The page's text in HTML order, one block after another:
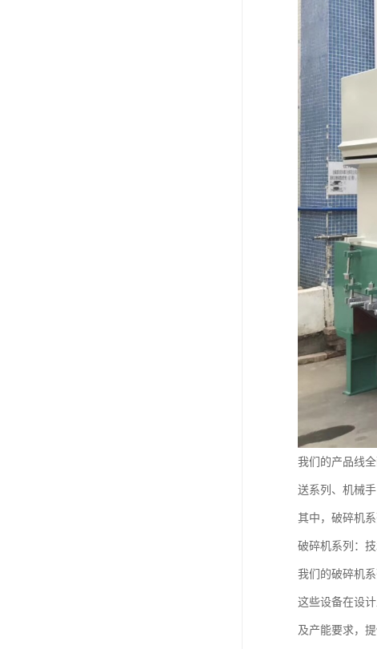
我们的产品线
送系列、机械
其中，破碎机
破碎机系列：
我们的破碎机
这些设备在设
及产能要求，